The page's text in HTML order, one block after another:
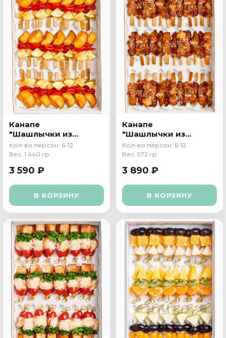
Канапе
"Шашлычки из
овощей"
Кол-во персон: 6-12
Вес: 1 440 гр
3 590 ₽
В КОРЗИНУ
Канапе
"Шашлычки из
свинины"
Кол-во персон: 6-12
Вес: 972 гр
3 890 ₽
В КОРЗИНУ